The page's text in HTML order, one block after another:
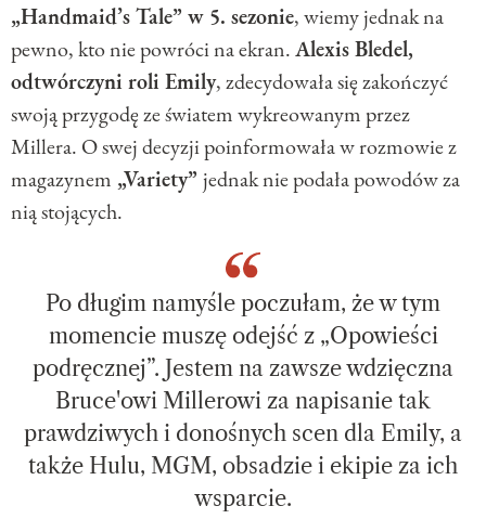
„Handmaid’s Tale” w 5. sezonie, wiemy jednak na
pewno, kto nie powróci na ekran.Alexis Bledel,
odtwórczyni roli Emily, zdecydowała się zakończyć
swoją przygodę ze światem wykreowanym przez
Millera. O swej decyzji poinformowała w rozmowie z
magazynem „Variety” jednak nie podała powodów za
nią stojących.
Po długim namyśle poczułam, że w tym
momencie muszę odejść z „Opowieści
podręcznej”. Jestem na zawsze wdzięczna
Bruce'owi Millerowi za napisanie tak
prawdziwych i donośnych scen dla Emily, a
także Hulu, MGM, obsadzie i ekipie za ich
wsparcie.